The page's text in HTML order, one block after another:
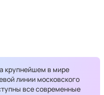
крупнейшем в мире
линии московского
все современные